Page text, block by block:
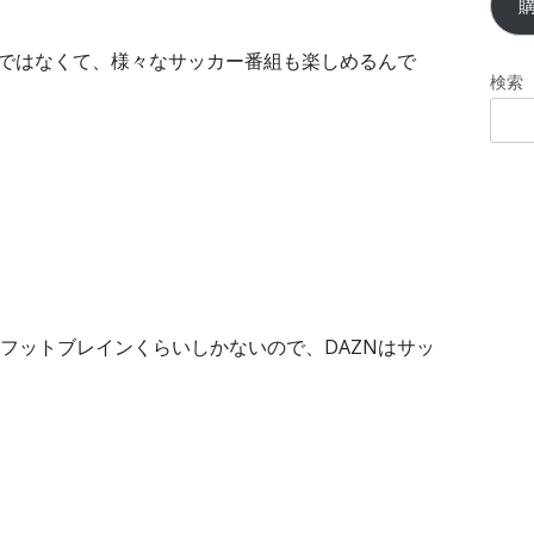
はなくて、様々なサッカー番組も楽しめるんで
ットブレインくらいしかないので、DAZNはサッ
ア
ド
ス
検索